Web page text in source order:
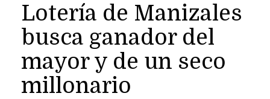
Lotería de Manizales
busca ganador del
mayor y de un seco
millonario